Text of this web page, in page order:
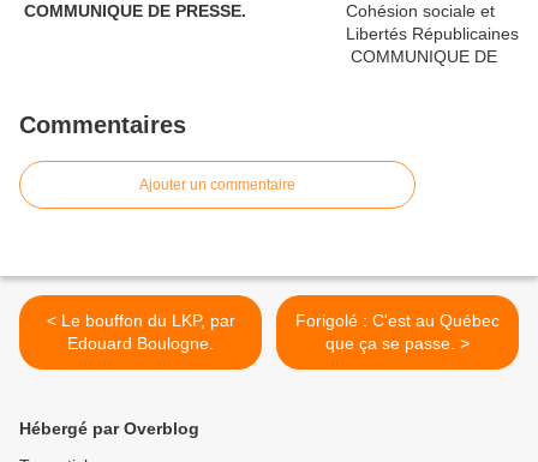
COMMUNIQUE DE PRESSE.
Commentaires
Ajouter un commentaire
< Le bouffon du LKP, par
Edouard Boulogne.
Forigolé : C'est au Québec
que ça se passe. >
Hébergé par Overblog